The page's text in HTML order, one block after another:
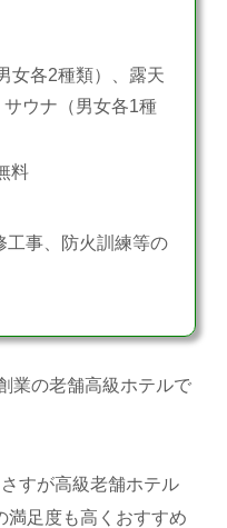
女各2種類）、露天
ウナ（男女各1種
料
事、防火訓練等の
業の老舗高級ホテルで
すが高級老舗ホテル
満足度も高くおすすめ